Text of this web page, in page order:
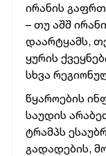
ირანის
– თუ აშშ
დაარტყამს,
ყურის
სხვა
წყაროების
საუდის
ტრამპს
გადადების,